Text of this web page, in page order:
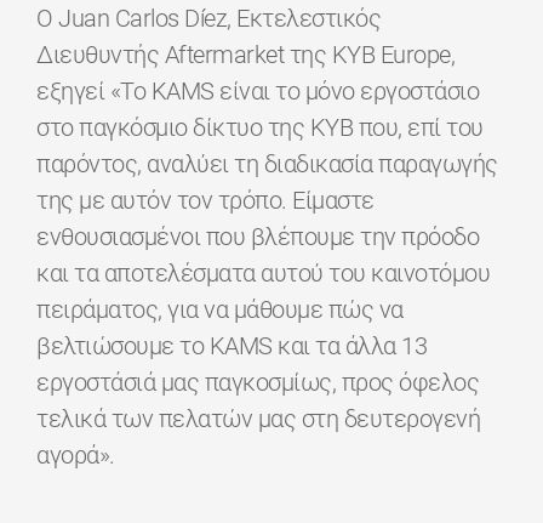
Ο Juan Carlos Díez, Εκτελεστικός
Διευθυντής Aftermarket της KYB Europe,
εξηγεί «Το KAMS είναι το μόνο εργοστάσιο
στο παγκόσμιο δίκτυο της KYB που, επί του
παρόντος, αναλύει τη διαδικασία παραγωγής
της με αυτόν τον τρόπο. Είμαστε
ενθουσιασμένοι που βλέπουμε την πρόοδο
και τα αποτελέσματα αυτού του καινοτόμου
πειράματος, για να μάθουμε πώς να
βελτιώσουμε το KAMS και τα άλλα 13
εργοστάσιά μας παγκοσμίως, προς όφελος
τελικά των πελατών μας στη δευτερογενή
αγορά».